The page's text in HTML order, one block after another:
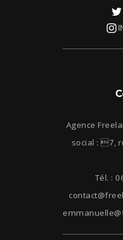
Agence
social : 7,
Tél. :